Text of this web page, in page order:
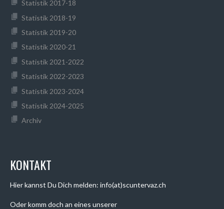
Statistik 2017-18
Statistik 2018-19
Statistik 2019-20
Statistik 2020-21
Statistik 2021-2022
Statistik 2022-2023
Statistik 2023-2024
Statistik 2024-2025
Archiv
KONTAKT
Hier kannst Du Dich melden: info(at)scuntervaz.ch
Oder komm doch an eines unserer